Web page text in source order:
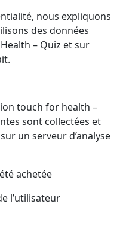
nous expliquons
des données
– Quiz et sur
touch for health –
sont collectées et
un serveur d’analyse
achetée
l’utilisateur